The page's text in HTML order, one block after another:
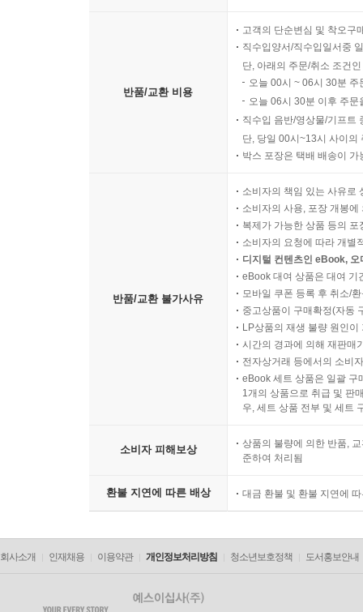
반품/교환 비용
고객의 단순변심 및 착오구
직수입양서/직수입일서중
단, 아래의 주문/취소 조건
오늘 00시 ~ 06시 30분
오늘 06시 30분 이후 주
직수입 음반/영상물/기프트
단, 당일 00시~13시 사이의
박스 포장은 택배 배송이
반품/교환 불가사유
소비자의 책임 있는 사유로
소비자의 사용, 포장 개봉
복제가 가능한 상품 등의
소비자의 요청에 따라 개별
디지털 컨텐츠인 eBook,
eBook 대여 상품은 대여 기
모바일 쿠폰 등록 후 취소/
중고상품이 구매확정(자동
LP상품의 재생 불량 원인
시간의 경과에 의해 재판매
전자상거래 등에서의 소비
eBook 세트 상품은 일괄 구
1개의 상품으로 취급 및 판
우, 세트 상품 전부 및 세트
소비자 피해보상
상품의 불량에 의한 반품,
준하여 처리됨
환불 지연에 따른 배상 대금 환불 및 환불 지연에
회사소개 인재채용 이용약관 개인정보처리방침 청소년보호정책 도서홍보안내